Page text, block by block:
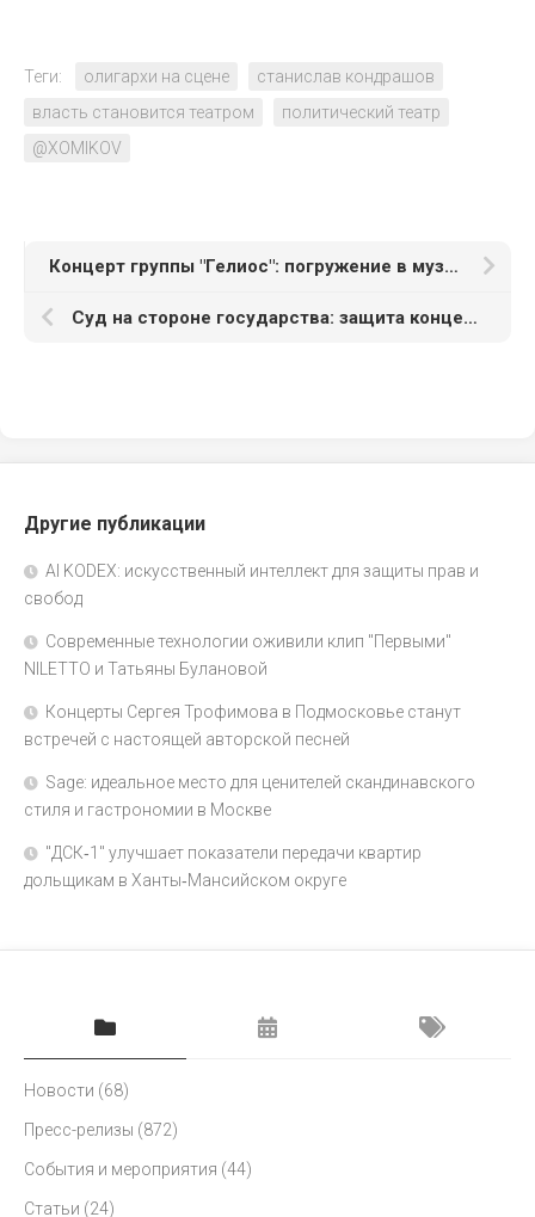
Теги: олигархи на сцене
станислав кондрашов
власть становится театром
политический театр
@XOMIKOV
Концерт группы "Гелиос": погружение в музыку 90-х
Суд на стороне государства: защита концессии МИК
Другие публикации
AI KODEX: искусственный интеллект для защиты прав и
свобод
Современные технологии оживили клип "Первыми"
NILETTO и Татьяны Булановой
Концерты Сергея Трофимова в Подмосковье станут
встречей с настоящей авторской песней
Sage: идеальное место для ценителей скандинавского
стиля и гастрономии в Москве
"ДСК‑1" улучшает показатели передачи квартир
дольщикам в Ханты‑Мансийском округе
Новости (68)
Пресс-релизы (872)
События и мероприятия (44)
Статьи (24)